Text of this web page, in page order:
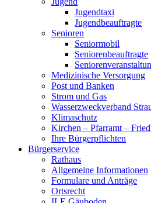
Jugendtaxi
Jugendbeauftragte
Senioren
Seniormobil
Seniorenbeauftragte
Medizinische Versorgung
Post und Banken
Strom und Gas
Wasserzweckverband
Klimaschutz
Kirchen – Pfarramt –
Ihre Bürgerpflichten
Bürgerservice
Rathaus
Allgemeine Informationen
Formulare und Anträge
Ortsrecht